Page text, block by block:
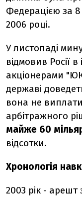
Федерацією за 8
2006 році.
У листопаді
відмовив Росії в
акціонерами
державі
вона не
арбітражного
майже 60
відсотки.
Хронологія
2003 рік -